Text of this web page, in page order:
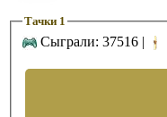
Тачки 1
Сыграли: 37516 |